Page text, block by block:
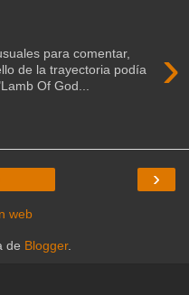
›
para comentar,
de la trayectoria podía
Of God...
›
web
de Blogger.